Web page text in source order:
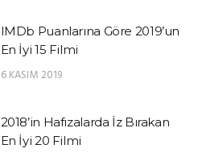
IMDb Puanlarına Göre 2019’un
En İyi 15 Filmi
6 KASIM 2019
2018’in Hafızalarda İz Bırakan
En İyi 20 Filmi